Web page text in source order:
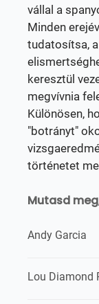
vállal a
Minden
tudatosítsa,
keresztül
megvívnia
Különösen,
"botrányt"
történetet
Mutasd
Andy Garcia
Lou Diamond